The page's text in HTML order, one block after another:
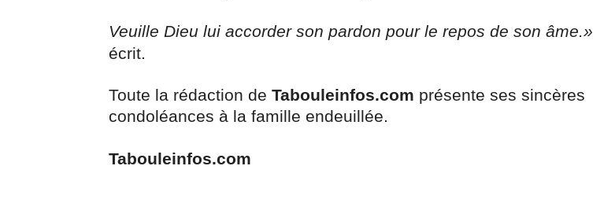
Veuille Dieu lui accorder son pardon pour le repos de son âme.»
écrit.
Toute la rédaction de Tabouleinfos.com présente ses sincères
condoléances à la famille endeuillée.
Tabouleinfos.com